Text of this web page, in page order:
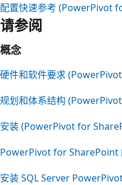
配置快速参考 (PowerPivot
请参阅
概念
硬件和软件要求
规划和体系结构
安装 (PowerPivot for
PowerPivot for SharePoint
安装 SQL Server